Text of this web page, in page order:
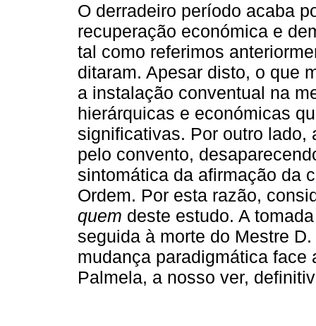
O derradeiro período acaba
recuperação económica e
tal como referimos
ditaram. Apesar disto, o que
a instalação conventual na
hierárquicas e económicas
significativas. Por outro lado,
pelo convento,
sintomática da afirmação da
Ordem. Por esta razão,
quem deste estudo. A
seguida à morte do Mestre
mudança paradigmática
Palmela, a nosso ver,